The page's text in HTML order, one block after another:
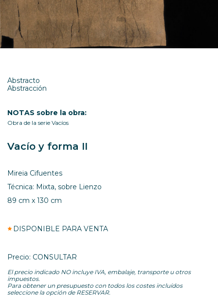
Abstracto
Abstracción
NOTAS sobre la obra:
Obra de la serie Vacíos
Vacío y forma II
Mireia Cifuentes
Técnica: Mixta, sobre Lienzo
89 cm x 130 cm
DISPONIBLE PARA VENTA
Precio: CONSULTAR
El precio indicado NO incluye IVA, embalaje, transporte u otros
impuestos.
Para obtener un presupuesto con todos los costes incluídos
seleccione la opción de RESERVAR.